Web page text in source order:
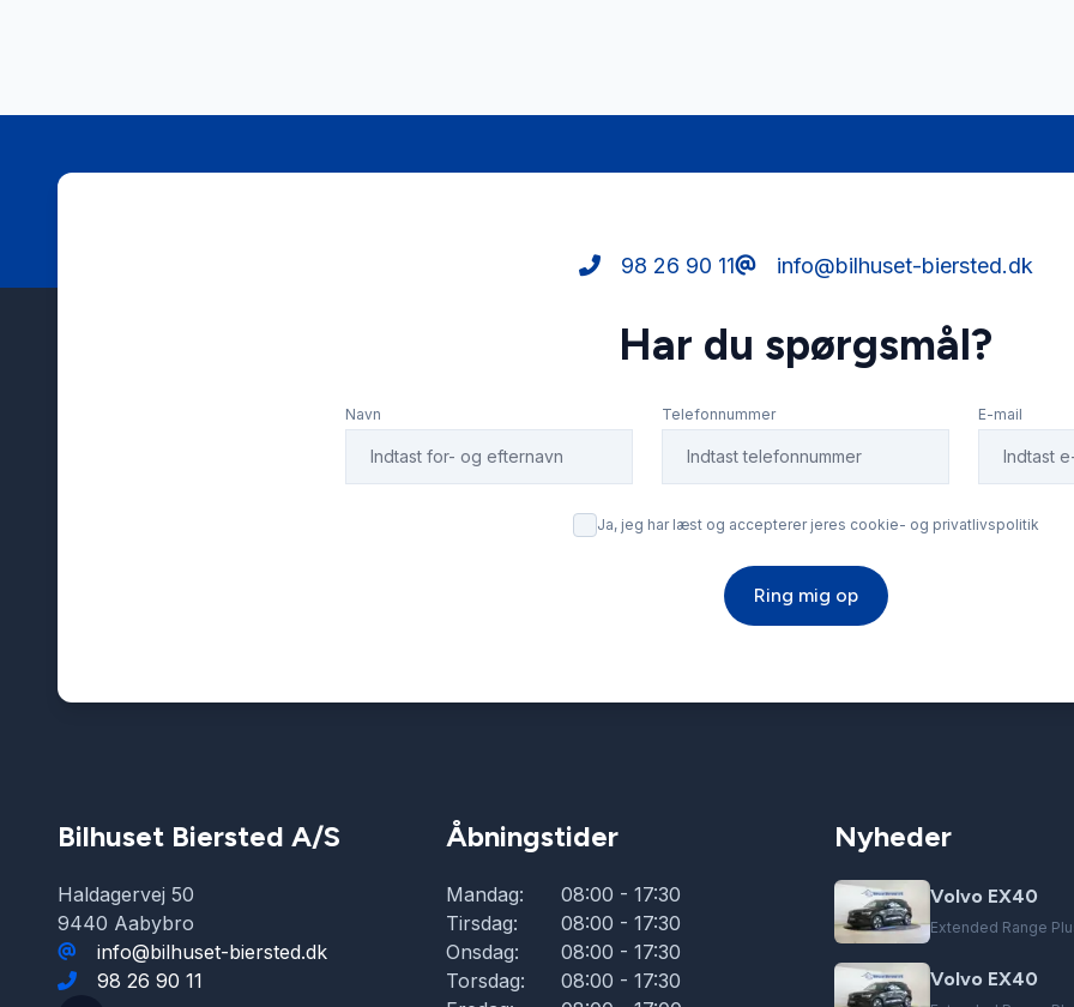
98 26 90 11 info@bilhuset-biersted.dk
Har du spørgsmål?
Navn Telefonnummer E-mail
Ja, jeg har læst og accepterer jeres cookie- og privatlivspolitik
Ring mig op
Bilhuset Biersted A/S
Haldagervej 50
9440 Aabybro
info@bilhuset-biersted.dk
98 26 90 11
Åbningstider
Mandag:
08:00 - 17:30
Tirsdag:
08:00 - 17:30
Onsdag:
08:00 - 17:30
Torsdag:
08:00 - 17:30
Nyheder
Volvo EX40
Extended Range
Volvo EX40